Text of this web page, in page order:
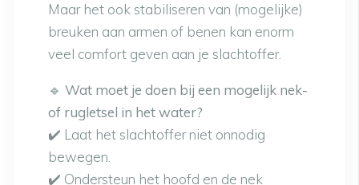
Maar het ook stabiliseren van (mogelijke)
breuken aan armen of benen kan enorm
veel comfort geven aan je slachtoffer.
🔹 Wat moet je doen bij een mogelijk nek-
of rugletsel in het water?
✔️ Laat het slachtoffer niet onnodig
bewegen.
✔️ Ondersteun het hoofd en de nek